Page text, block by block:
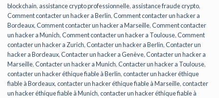
blockchain, assistance crypto professionnelle, assistance fraude crypto,
Comment contacter un hacker a Berlin,Comment contacter un hacker a
Bordeaux,Comment contacter un hacker a Marseille,Comment contacter
un hacker a Munich,Comment contacter un hacker a Toulouse,Comment
contacter un hacker a Zurich,Contacter un hacker a Berlin,Contacter un
hacker a Bordeaux,Contacter un hacker a Genève,Contacter un hacker a
Marseille,Contacter un hacker a Munich,Contacter un hacker a Toulouse,
contacter un hacker éthique fiable à Berlin,contacter un hacker éthique
fiable à Bordeaux,contacter un hacker éthique fiable à Marseille,contacter
un hacker éthique fiable à Munich,contacter un hacker éthique fiable à